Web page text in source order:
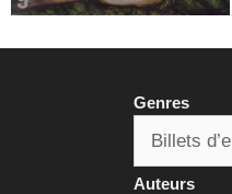
Genres
Auteurs